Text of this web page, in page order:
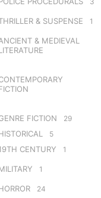
& SUSPENSE 1
& MEDIEVAL
FICTION 29
5
CENTURY 1
1
24